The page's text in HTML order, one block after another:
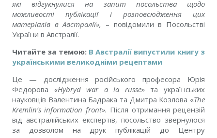
які відгукнулися на запит посольства щодо
можливості публікації і розповсюдження цих
матеріалів в Австралії», – повідомили в Посольстві
України в Австралії.
Читайте за темою: В Австралії випустили книгу з
українськими великодніми рецептами
Це — дослідження російського професора Юрія
Федорова «Hybryd war a la russe»та українських
науковців Валентина Бадрака та Дмитра Козлова «The
Kremlin’s information front». Після отримання рецензій
від австралійських експертів, посольство звернулося
за дозволом на друк публікацій до Центру